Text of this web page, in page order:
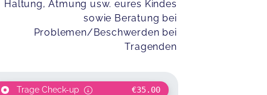
Haltung, Atmung usw. eures Kindes
sowie Beratung bei
Problemen/Beschwerden bei
Tragenden
Trage Check-up €35.00